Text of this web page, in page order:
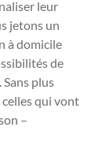
leur
jetons un
à domicile
de
plus
qui vont
–